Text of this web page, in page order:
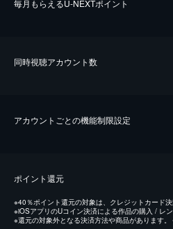
毎⽉もらえるU-NEXTポイント
同時視聴アカウント数
アカウントごとの機能制限設定
ポイント還元
※40％ポイント還元の対象は、クレジットカード
※iOSアプリのUコイン決済による作品の購入 / レ
※還元の対象外となる決済方法や商品があります。